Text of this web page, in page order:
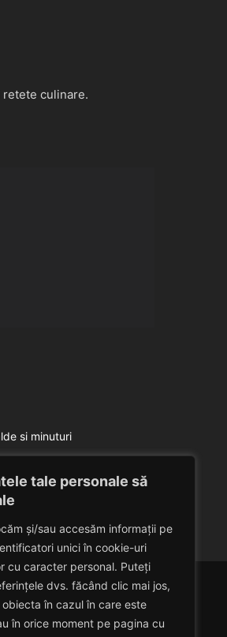
tale personale să
și/sau accesăm informații pe
unici în cookie-uri
cu caracter personal. Puteți
dvs. făcând clic mai jos,
în cazul în care este
în orice moment pe pagina cu
culinare.
si minuturi
December 8, 2012